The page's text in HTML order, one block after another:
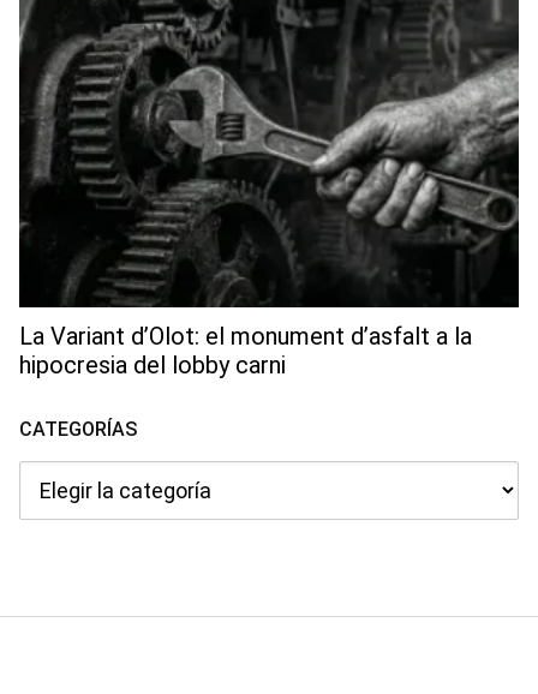
La Variant d’Olot: el monument d’asfalt a la
hipocresia del lobby carni
CATEGORÍAS